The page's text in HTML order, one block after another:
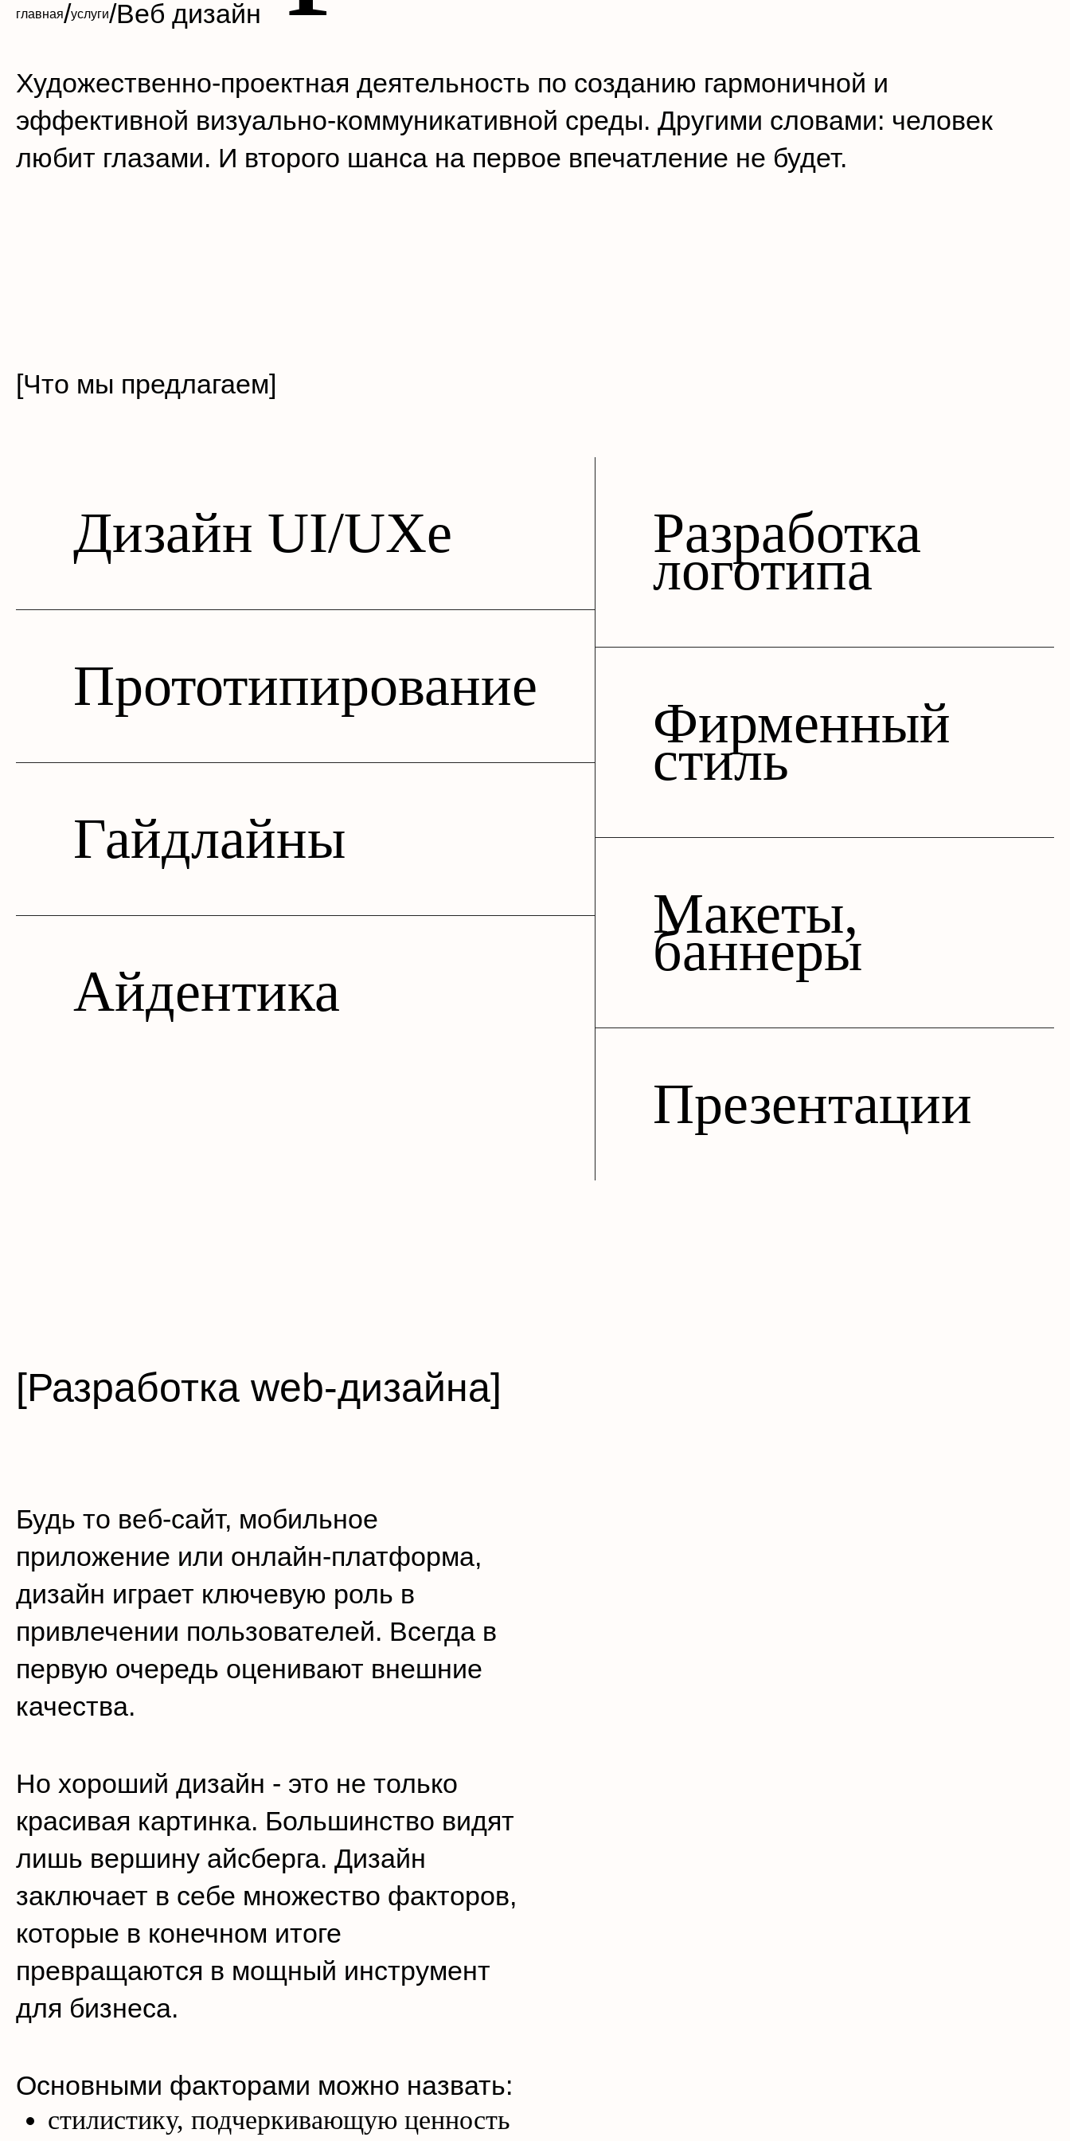
главная/услуги/Веб дизайн
Художественно-проектная деятельность по созданию гармоничной и
эффективной визуально-коммуникативной среды. Другими словами: человек
любит глазами. И второго шанса на первое впечатление не будет.
[Что мы предлагаем]
Дизайн UI/UXе
Прототипирование
Гайдлайны
Айдентика
Разработка
логотипа
Фирменный
стиль
Макеты,
баннеры
Презентации
[Разработка web-дизайна]
Будь то веб-сайт, мобильное
приложение или онлайн-платформа,
дизайн играет ключевую роль в
привлечении пользователей. Всегда в
первую очередь оценивают внешние
качества.
Но хороший дизайн - это не только
красивая картинка. Большинство видят
лишь вершину айсберга. Дизайн
заключает в себе множество факторов,
которые в конечном итоге
превращаются в мощный инструмент
для бизнеса.
Основными факторами можно назвать:
стилистику, подчеркивающую ценность